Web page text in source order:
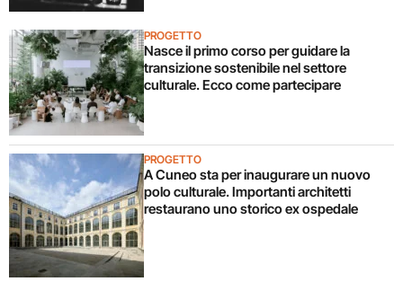
PROGETTO
Nasce il primo corso per guidare la
transizione sostenibile nel settore
culturale. Ecco come partecipare
PROGETTO
A Cuneo sta per inaugurare un nuovo
polo culturale. Importanti architetti
restaurano uno storico ex ospedale